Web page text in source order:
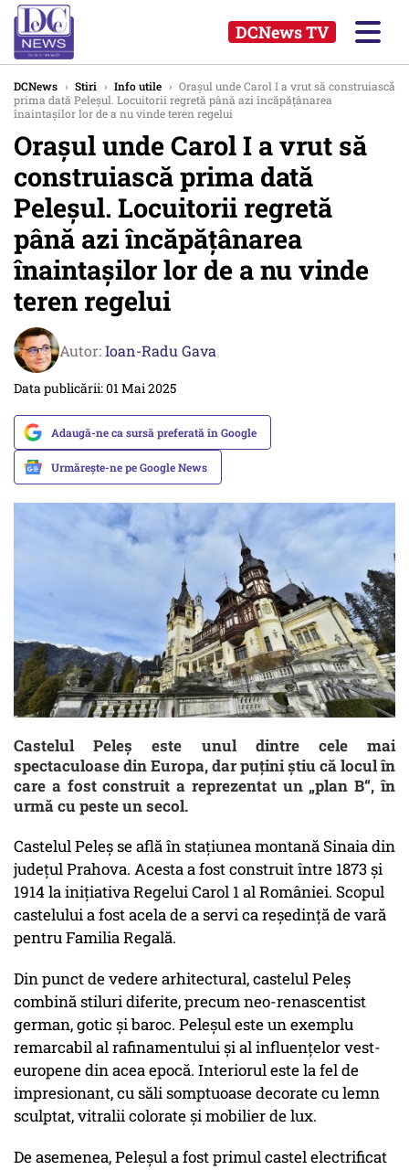
DCNews TV
DCNews › Stiri › Info utile › Orașul unde Carol I a vrut să construiască
prima dată Peleșul. Locuitorii regretă până azi încăpățânarea
înaintașilor lor de a nu vinde teren regelui
Orașul unde Carol I a vrut să
construiască prima dată
Peleșul. Locuitorii regretă
până azi încăpățânarea
înaintașilor lor de a nu vinde
teren regelui
Autor:Ioan-Radu Gava
Data publicării: 01 Mai 2025
Adaugă-ne ca sursă preferată în Google
Urmărește-ne pe Google News
Castelul Peleș este unul dintre cele mai
spectaculoase din Europa, dar puțini știu că locul în
care a fost construit a reprezentat un „plan B“, în
urmă cu peste un secol.
Castelul Peleș se află în stațiunea montană Sinaia din
județul Prahova. Acesta a fost construit între 1873 și
1914 la inițiativa Regelui Carol 1 al României. Scopul
castelului a fost acela de a servi ca reședință de vară
pentru Familia Regală.
Din punct de vedere arhitectural, castelul Peleș
combină stiluri diferite, precum neo-renascentist
german, gotic și baroc. Peleșul este un exemplu
remarcabil al rafinamentului și al influențelor vest-
europene din acea epocă. Interiorul este la fel de
impresionant, cu săli somptuoase decorate cu lemn
sculptat, vitralii colorate și mobilier de lux.
De asemenea, Peleșul a fost primul castel electrificat